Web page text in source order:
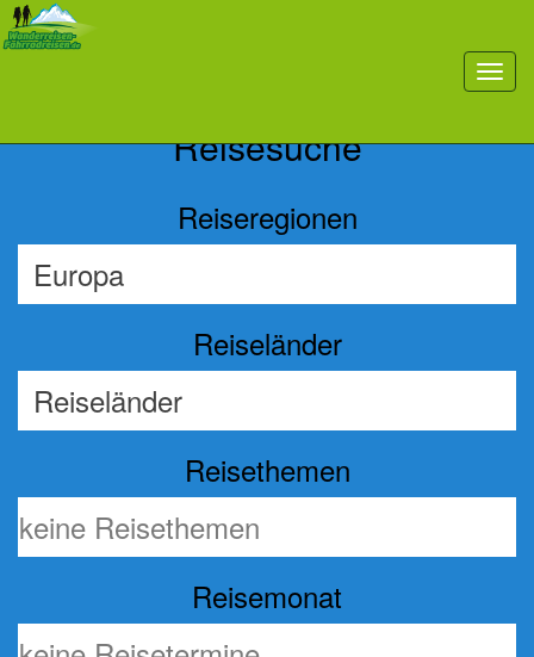
toggle
Reisesuche
Reiseregionen
Reiseländer
Reisethemen
Reisemonat